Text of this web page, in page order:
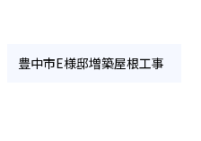
豊中市E様邸増築屋根工事